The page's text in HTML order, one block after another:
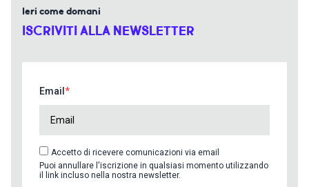
Ieri come domani
ISCRIVITI ALLA NEWSLETTER
Email
Accetto di ricevere comunicazioni via email
Puoi annullare l'iscrizione in qualsiasi momento utilizzando
il link incluso nella nostra newsletter.